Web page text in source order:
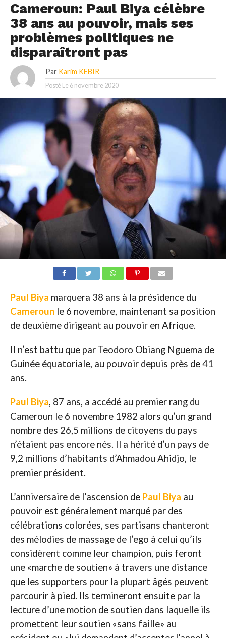
Cameroun: Paul Biya célèbre
38 ans au pouvoir, mais ses
problèmes politiques ne
disparaîtront pas
Par Karim KEBIR
Posté Le 6 novembre 2020
Paul Biya marquera 38 ans à la présidence du
Camerounle 6 novembre, maintenant sa position
de deuxième dirigeant au pouvoir en Afrique.
Il n’est battu que par Teodoro Obiang Nguema de
Guinée équatoriale, au pouvoir depuis près de 41
ans.
Paul Biya, 87 ans, a accédé au premier rang du
Cameroun le 6 novembre 1982 alors qu’un grand
nombre des 26,5 millions de citoyens du pays
n’étaient pas encore nés. Il a hérité d’un pays de
9,2 millions d’habitants d’Ahmadou Ahidjo, le
premier président.
L’anniversaire de l’ascension de Paul Biya au
pouvoir est généralement marqué par des
célébrations colorées, ses partisans chanteront
des mélodies de massage de l’ego à celui qu’ils
considèrent comme leur champion, puis feront
une «marche de soutien» à travers une distance
que les supporters pour la plupart âgés peuvent
parcourir à pied. Ils termineront ensuite par la
lecture d’une motion de soutien dans laquelle ils
promettent leur soutien «sans faille» au